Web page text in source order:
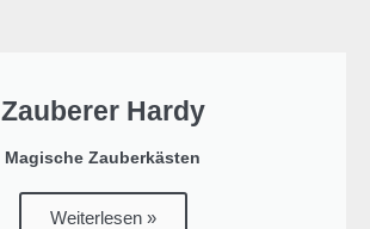
Zauberer Hardy
Magische Zauberkästen
Weiterlesen »